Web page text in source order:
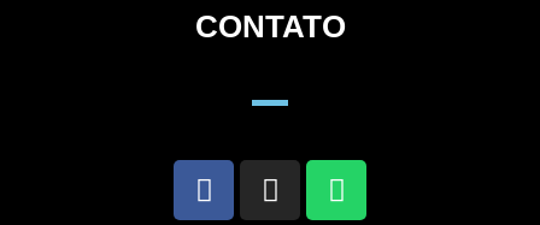
CONTATO